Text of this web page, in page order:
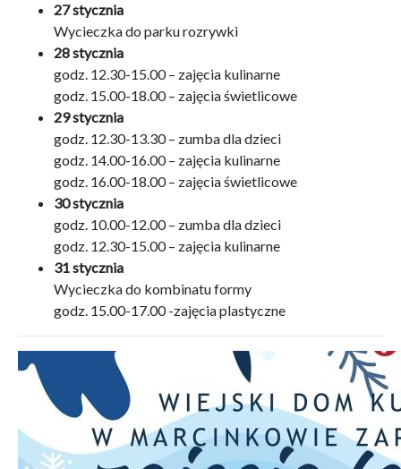
27 stycznia
Wycieczka do parku rozrywki
28 stycznia
godz. 12.30-15.00 – zajęcia kulinarne
godz. 15.00-18.00 – zajęcia świetlicowe
29 stycznia
godz. 12.30-13.30 – zumba dla dzieci
godz. 14.00-16.00 – zajęcia kulinarne
godz. 16.00-18.00 – zajęcia świetlicowe
30 stycznia
godz. 10.00-12.00 – zumba dla dzieci
godz. 12.30-15.00 – zajęcia kulinarne
31 stycznia
Wycieczka do kombinatu formy
godz. 15.00-17.00 -zajęcia plastyczne